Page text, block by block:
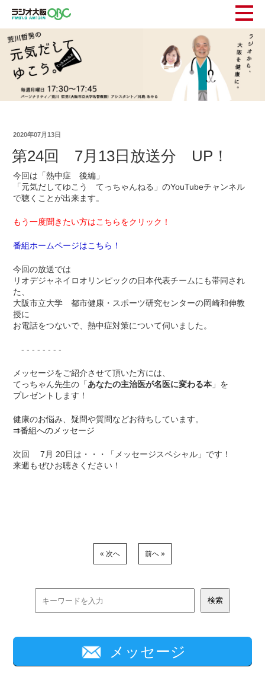
2020年07月13日
第24回 7月13日放送分 UP！
今回は「熱中症 後編」
「元気だしてゆこう てっちゃんねる」のYouTubeチャンネル
で聴くことが出来ます。
もう一度聞きたい方はこちらをクリック！
番組ホームページはこちら！
今回の放送では
リオデジャネイロオリンピックの日本代表チームにも帯同され
た、
大阪市立大学 都市健康・スポーツ研究センターの岡崎和伸教
授に
お電話をつないで、熱中症対策について伺いました。
- - - - - - - -
メッセージをご紹介させて頂いた方には、
てっちゃん先生の「あなたの主治医が名医に変わる本 」を
プレゼントします！
健康のお悩み、疑問や質問などお待ちしています。
⇉番組へのメッセージ
次回 7月 20日は・・・「メッセージスペシャル」です！
来週もぜひお聴きください！
« 次へ 前へ »
メッセージ